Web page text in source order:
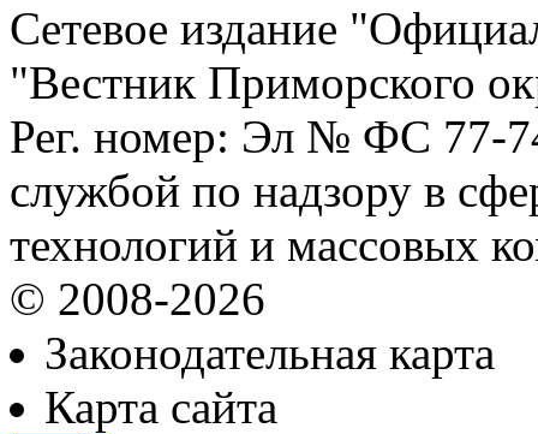
Сетевое издание
"Вестник Приморского
Рег. номер: Эл № ФС 77-
службой по надзору в
технологий и массовых
© 2008-2026
Законодательная карта
Карта сайта